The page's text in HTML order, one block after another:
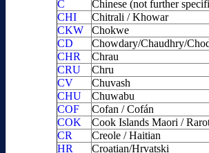
C
Chinese (not further
CHI
Chitrali / Khowar
CKW
Chokwe
CD
Chowdary/Chaudhry/
CHR
Chrau
CRU
Chru
CV
Chuvash
CHU
Chuwabu
COF
Cofan / Cofán
COK
Cook Islands Maori /
CR
Creole / Haitian
HR
Croatian/Hrvatski